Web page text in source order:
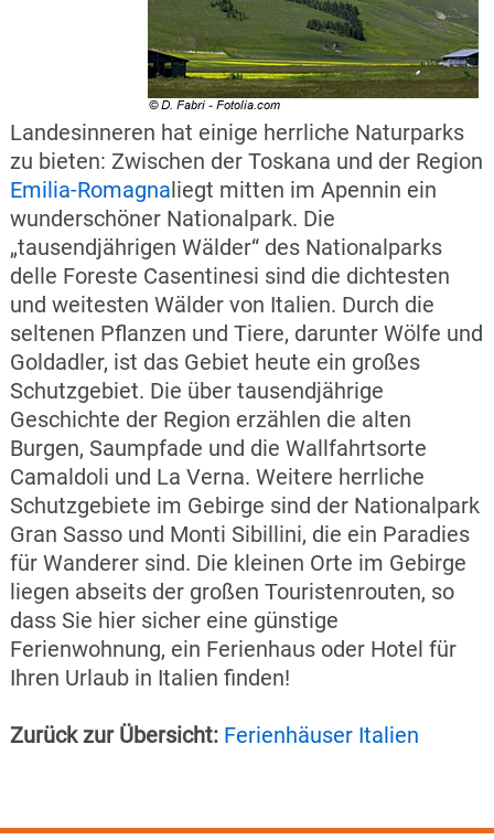
Landesinneren hat einige herrliche Naturparks
zu bieten: Zwischen der Toskana und der Region
Emilia-Romagnaliegt mitten im Apennin ein
wunderschöner Nationalpark. Die
„tausendjährigen Wälder“ des Nationalparks
delle Foreste Casentinesi sind die dichtesten
und weitesten Wälder von Italien. Durch die
seltenen Pflanzen und Tiere, darunter Wölfe und
Goldadler, ist das Gebiet heute ein großes
Schutzgebiet. Die über tausendjährige
Geschichte der Region erzählen die alten
Burgen, Saumpfade und die Wallfahrtsorte
Camaldoli und La Verna. Weitere herrliche
Schutzgebiete im Gebirge sind der Nationalpark
Gran Sasso und Monti Sibillini, die ein Paradies
für Wanderer sind. Die kleinen Orte im Gebirge
liegen abseits der großen Touristenrouten, so
dass Sie hier sicher eine günstige
Ferienwohnung, ein Ferienhaus oder Hotel für
Ihren Urlaub in Italien finden!
Zurück zur Übersicht: Ferienhäuser Italien